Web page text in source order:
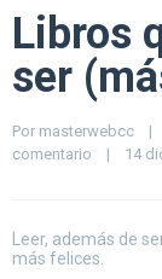
Libros
ser
Por masterwebcc |
comentario
| 14
Leer, además de
más felices.